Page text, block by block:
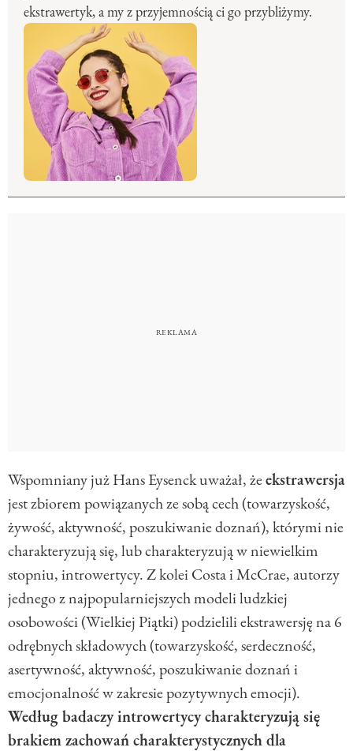
ekstrawertyk, a my z przyjemnością ci go przybliżymy.
Wspomniany już Hans Eysenck uważał, żeekstrawersja
jest zbiorem powiązanych ze sobą cech (towarzyskość,
żywość, aktywność, poszukiwanie doznań), którymi nie
charakteryzują się, lub charakteryzują w niewielkim
stopniu, introwertycy. Z kolei Costa i McCrae, autorzy
jednego z najpopularniejszych modeli ludzkiej
osobowości (Wielkiej Piątki) podzielili ekstrawersję na 6
odrębnych składowych (towarzyskość, serdeczność,
asertywność, aktywność, poszukiwanie doznań i
emocjonalność w zakresie pozytywnych emocji).
Według badaczy introwertycy charakteryzują się
brakiem zachowań charakterystycznych dla